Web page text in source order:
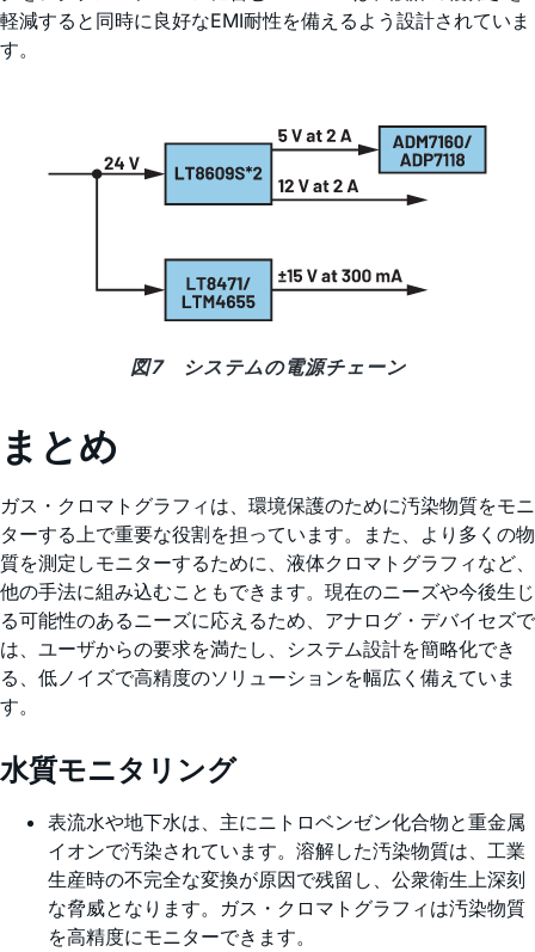
軽減すると同時に良好なEMI耐性を備えるよう設計されていま
す。
図7 システムの電源チェーン
まとめ
ガス・クロマトグラフィは、環境保護のために汚染物質をモニ
ターする上で重要な役割を担っています。また、より多くの物
質を測定しモニターするために、液体クロマトグラフィなど、
他の手法に組み込むこともできます。現在のニーズや今後生じ
る可能性のあるニーズに応えるため、アナログ・デバイセズで
は、ユーザからの要求を満たし、システム設計を簡略化でき
る、低ノイズで高精度のソリューションを幅広く備えていま
す。
水質モニタリング
表流水や地下水は、主にニトロベンゼン化合物と重金属
イオンで汚染されています。溶解した汚染物質は、工業
生産時の不完全な変換が原因で残留し、公衆衛生上深刻
な脅威となります。ガス・クロマトグラフィは汚染物質
を高精度にモニターできます。